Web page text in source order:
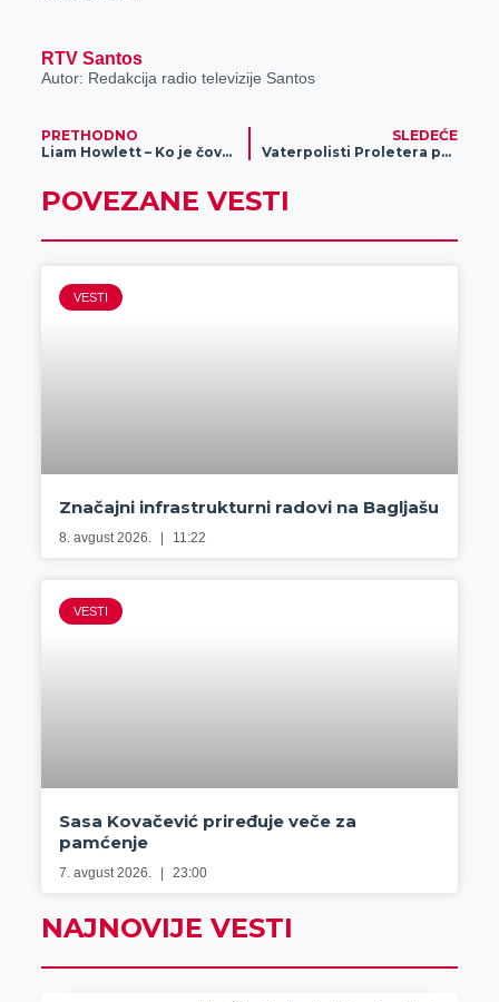
RTV Santos
Autor: Redakcija radio televizije Santos
PRETHODNO
Liam Howlett – Ko je čovek koji je stvorio The Prodigy?
SLEDEĆE
Vaterpolisti Proletera poraženi u Kupu, sledi Regionalna liga
POVEZANE VESTI
VESTI
Značajni infrastrukturni radovi na Bagljašu
8. avgust 2026. 11:22
VESTI
Sasa Kovačević priređuje veče za
pamćenje
7. avgust 2026. 23:00
NAJNOVIJE VESTI